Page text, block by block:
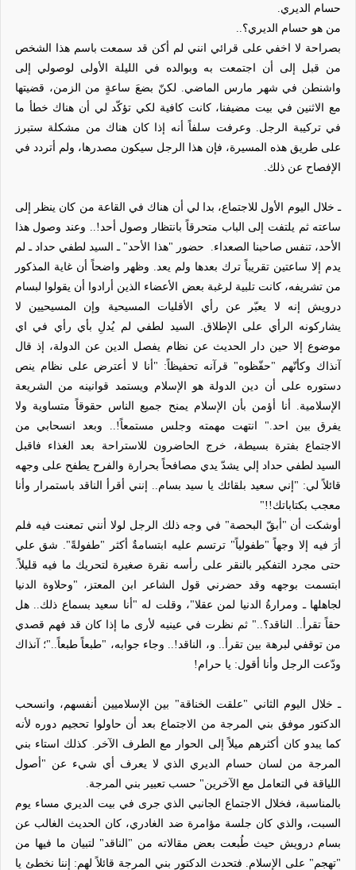
حسام الديري.
من هو حسام الديري؟..
بصراحة لا اخفي على قرائي انني لم أكن قد سمعت باسم هذا الشخص
من قبل إلى أن اجتمعت به وبوالده في الليلة الأولى لوصولي إلى
واشنطن في شهر مارس الماضي. لكنّ بضعَ ساعةٍ من الزمن، قضيتها
مع الاثنين في بيت مضيفنا، كانت كافية لكي تؤكّد لي أن هناك خطأ ما
في تركيبة الرجل. وعرفت سلفاً أنه إذا كان هناك من مشكلة ستبرز
على طريق هذه المسيرة، فإن هذا الرجل سيكون مصدرها، ولم أتردد في
الإفصاح عن ذلك.
ـ خلال اليوم الأول للاجتماع، بدا لي أن هناك في القاعة من كان ينظر إلى
ساعته ثم يلتفت إلى الباب متحرقاً بانتظار وصول أحد!.. وعند وصول هذا
الأحد، تنفس صاحبنا الصعداء.
حضور "هذا الأحد" ـ السيد لطفي حداد ـ لم
يدم إلا ساعتين تقريباً ترك بعدها ولم يعد. وظهر واضحاً أن غاية المذكور
من تشريفه، كانت تلبية لرغبة بعض الأعضاء الذين أرادوا أن يقولوا لبسام
درويش إنه لا يعبّر عن رأي الأقليات المسيحية وإن المسيحيين لا
يشاركونه الرأي على الإطلاق. السيد لطفي لم يُدلِ بأي رأي في اي
موضوع إلا حين دار الحديث عن نظام يفصل الدين عن الدولة، إذ قال
آنذاك وكأنّهم "حفّظوه" قرآنه تحفيظاً: "أنا لا أعترض على نظام ينص
دستوره على أن دين الدولة هو الإسلام ويستمد قوانينه من الشريعة
الإسلامية. أنا أؤمن بأن الإسلام يمنح جميع الناس حقوقاً متساوية ولا
يفرق بين احد." انتهت مهمته وجلس مستمعاً!.. وبعد انسحابي من
الاجتماع بفترة بسيطة، خرج الحاضرون للاستراحة بعد الغذاء فاقبل
السيد لطفي حداد إلي يشدّ يدي مصافحاً بحرارة والفرح يطفح على وجهه
قائلاً لي: "إني سعيد بلقائك يا سيد بسام.. إنني أقرأ الناقد باستمرار وأنا
معجب بكتاباتك!!"
أوشكت أن "أبقّ البحصة" في وجه ذلك الرجل لولا أنني تمعنت فيه فلم
أرَ فيه إلا وجهاً "طفولياً" ترتسم عليه ابتسامةٌ أكثر "طفولةً". شق علي
حتى مجرد التفكير بالنقر على رأسه نقرة صغيرة لتحريك ما فيه قليلاً.
ابتسمت بوجهه وقد حضرني قول الشاعر ابن المعتز، "وحلاوة الدنيا
لجاهلها ـ ومرارةُ الدنيا لمن عقلا"، وقلت له "أنا سعيد بسماع ذلك.. هل
حقاً تقرأ.. الناقد؟.." ثم نظرت في عينيه لأرى ما إذا كان قد فهم قصدي
من توقفي لبرهة بين تقرأ.. و، الناقد!.. وجاء جوابه، "طبعاً طبعاً.."؛ آنذاك
ودّعت الرجل وأنا أقول: يا حرام!
ـ خلال اليوم الثاني "علقت الخناقة" بين الإسلاميين أنفسهم، وانسحب
الدكتور موفق بني المرجة من الاجتماع بعد أن حاولوا تحجيم دوره لأنه
كما يبدو كان أكثرهم ميلاً إلى الحوار مع الطرف الآخر. كذلك استاء بني
المرجة من لسان حسام الديري الذي لا يعرف أي شيء عن "أصول
اللياقة في التعامل مع الآخرين" حسب تعبير بني المرجة.
بالمناسبة، فخلال الاجتماع الجانبي الذي جرى في بيت الديري مساء يوم
السبت، والذي كان جلسة مؤامرة ضد الغادري، كان الحديث الغالب عن
بسام درويش حيث طُبعت بعض مقالاته من "الناقد" لتبيان ما فيها من
"تهجم" على الإسلام. فتحدث الدكتور بني المرجة قائلاً لهم: إننا نخطئ يا